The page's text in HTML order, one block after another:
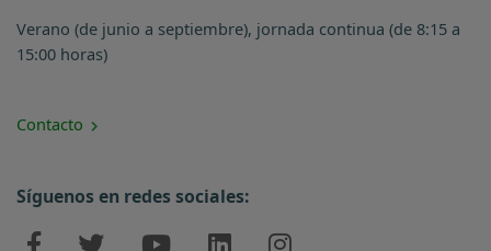
Verano (de junio a septiembre), jornada continua (de 8:15 a
15:00 horas)
Contacto
Síguenos en redes sociales: